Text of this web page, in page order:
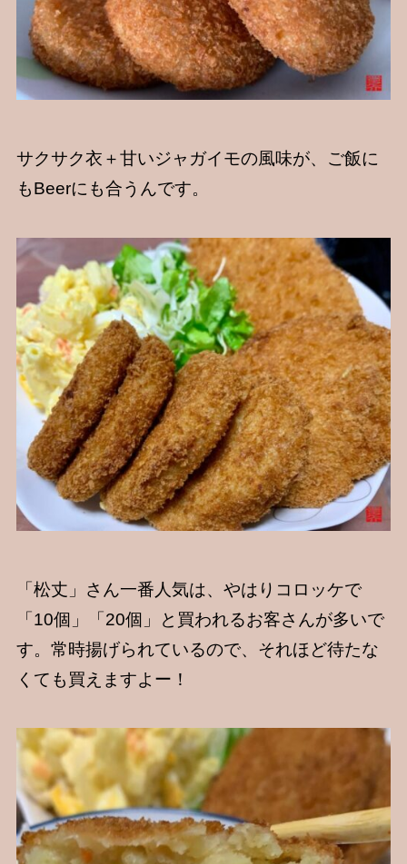
サクサク衣＋甘いジャガイモの風味が、ご飯に
もBeerにも合うんです。
「松丈」さん一番人気は、やはりコロッケで
「10個」「20個」と買われるお客さんが多いで
す。常時揚げられているので、それほど待たな
くても買えますよー！